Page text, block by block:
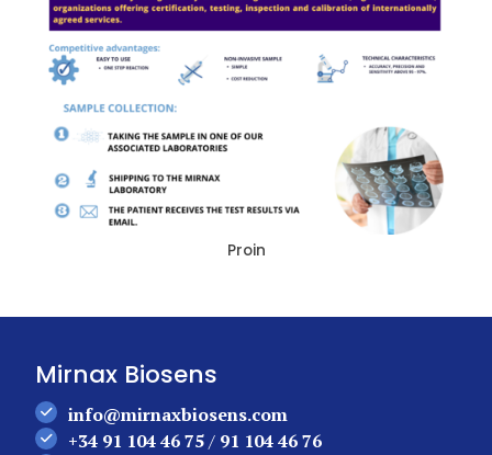
Proin
Mirnax Biosens
info@mirnaxbiosens.com
+34 91 104 46 75/ 91 104 46 76